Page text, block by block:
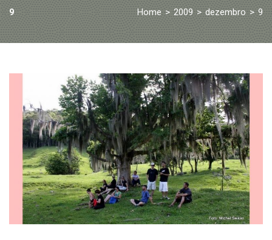
9 Home > 2009 > dezembro > 9
de
dezembro
de
2009